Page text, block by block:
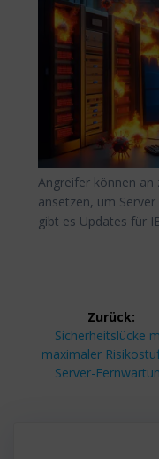
Angreifer können an
ansetzen, um
gibt es Updates für
Zurück:
Vorheriger
Beitrag:
Sicherheitslücke
maximaler
Server-